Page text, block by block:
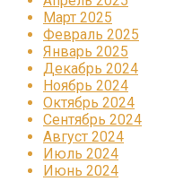
Март 2025
Февраль 2025
Январь 2025
Декабрь 2024
Ноябрь 2024
Октябрь 2024
Сентябрь 2024
Август 2024
Июль 2024
Июнь 2024